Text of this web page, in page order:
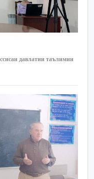
давлатии таълимии